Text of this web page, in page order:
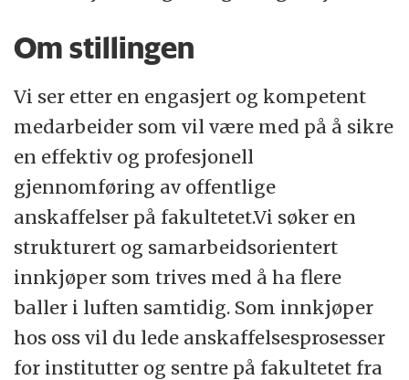
vitenskapelig ansatte, 450
teknisk-/administrativt ansatte og 6000
studenter.
Fakultetsadministrasjonen bistår enhetene
ved fakultetet i den daglige drift og har
samtidig et overordnet koordineringsansvar
for fakultetet som helhet. Administrasjonen
har rundt 100 ansatte fordelt på fem
seksjoner - studier, forskning,
kommunikasjon, HR og økonomi.
Om stillingen
Vi ser etter en engasjert og kompetent
medarbeider som vil være med på å sikre
en effektiv og profesjonell
gjennomføring av offentlige
anskaffelser på fakultetet.Vi søker en
strukturert og samarbeidsorientert
innkjøper som trives med å ha flere
baller i luften samtidig. Som innkjøper
hos oss vil du lede anskaffelsesprosesser
for institutter og sentre på fakultetet fra